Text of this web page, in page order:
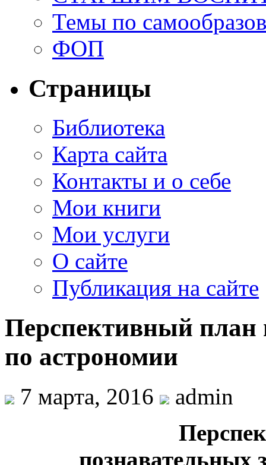
Темы по
ФОП
Страницы
Библиотека
Карта сайта
Контакты и о себе
Мои книги
Мои услуги
О сайте
Публикация на сайте
Перспективный план
по астрономии
7 марта, 2016
admin
познавательных